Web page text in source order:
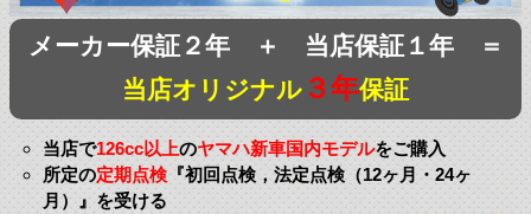
メーカー保証２年 ＋ 当店保証１年 ＝
当店オリジナル ３年保証
当店で126cc以上のヤマハ新車国内モデルをご購入
所定の定期点検『初回点検，法定点検（12ヶ月・24ヶ
月）』を受ける